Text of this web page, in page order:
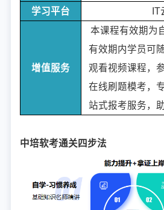
学习平台
IT
增值服务
本课程有效期为
有效期内学员可
观看视频课程，
在线刷题模考，
站式报考服务，
中培软考通关四步法